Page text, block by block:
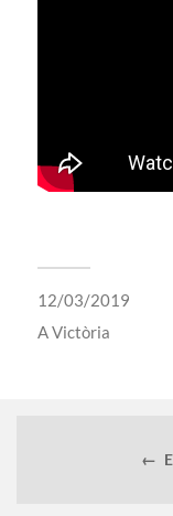
12/03/2019
AVictòria
←